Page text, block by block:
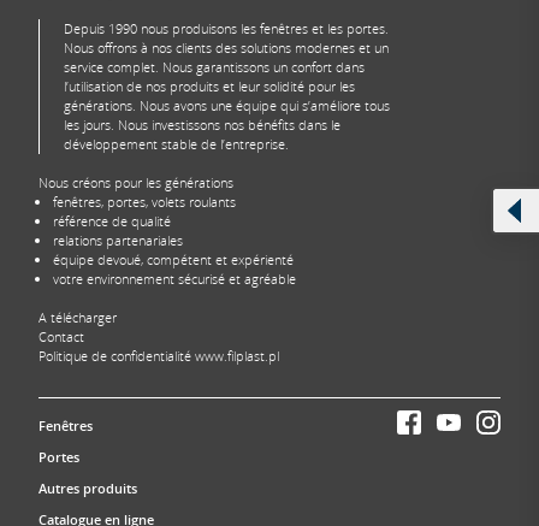
Depuis 1990 nous produisons les fenêtres et les portes.
Nous offrons à nos clients des solutions modernes et un
service complet. Nous garantissons un confort dans
l’utilisation de nos produits et leur solidité pour les
générations. Nous avons une équipe qui s’améliore tous
les jours. Nous investissons nos bénéfits dans le
développement stable de l’entreprise.
Nous créons pour les générations
fenêtres, portes, volets roulants
référence de qualité
relations partenariales
équipe devoué, compétent et expérienté
votre environnement sécurisé et agréable
A télécharger
Contact
Politique de confidentialité www.filplast.pl
Fenêtres
Portes
Autres produits
Catalogue en ligne